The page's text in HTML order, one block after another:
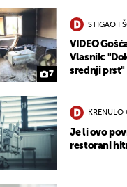
7
STIGAO I
VIDEO
Vlasnik:
srednji prst"
KRENULO
Je li ovo
restorani